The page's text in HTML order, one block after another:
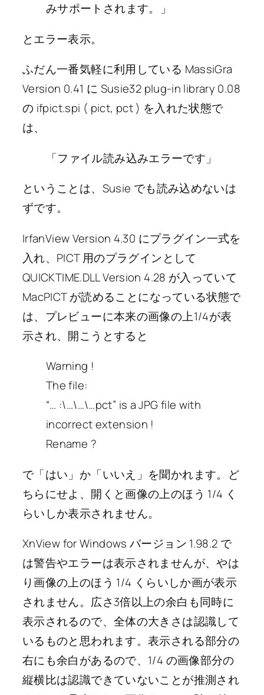
みサポートされます。」
とエラー表示。
ふだん一番気軽に利用している MassiGra
Version 0.41 に Susie32 plug-in library 0.08
の ifpict.spi ( pict, pct ) を入れた状態で
は、
「ファイル読み込みエラーです」
ということは、Susie でも読み込めないは
ずです。
IrfanView Version 4.30 にプラグイン一式を
入れ、PICT 用のプラグインとして
QUICKTIME.DLL Version 4.28 が入っていて
MacPICT が読めることになっている状態で
は、プレビューに本来の画像の上1/4が表
示され、開こうとすると
Warning !
The file:
“… :\…\…\…pct” is a JPG file with
incorrect extension !
Rename ?
で「はい」か「いいえ」を聞かれます。ど
ちらにせよ、開くと画像の上のほう 1/4 く
らいしか表示されません。
XnView for Windows バージョン 1.98.2 で
は警告やエラーは表示されませんが、やは
り画像の上のほう 1/4 くらいしか画が表示
されません。広さ3倍以上の余白も同時に
表示されるので、全体の大きさは認識して
いるものと思われます。表示される部分の
右にも余白があるので、1/4 の画像部分の
縦横比は認識できていないことが推測され